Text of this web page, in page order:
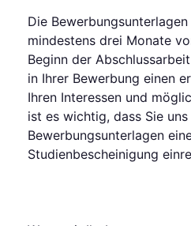
Die
mindestens drei Monate
Beginn der
in Ihrer Bewerbung einen
Ihren Interessen und
ist es wichtig, dass Sie
Bewerbungsunterlagen
Studienbescheinigung